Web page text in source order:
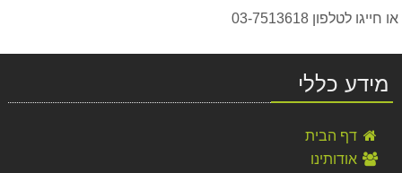
או חייגו לטלפון 03-7513618
מידע כללי
דף הבית
אודותינו